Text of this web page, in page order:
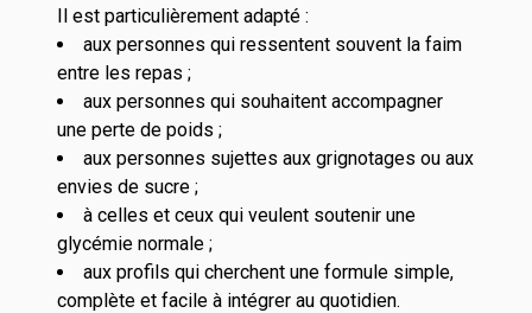
Il est particulièrement adapté :
aux personnes qui ressentent souvent la faim
entre les repas ;
aux personnes qui souhaitent accompagner
une perte de poids ;
aux personnes sujettes aux grignotages ou aux
envies de sucre ;
à celles et ceux qui veulent soutenir une
glycémie normale ;
aux profils qui cherchent une formule simple,
complète et facile à intégrer au quotidien.